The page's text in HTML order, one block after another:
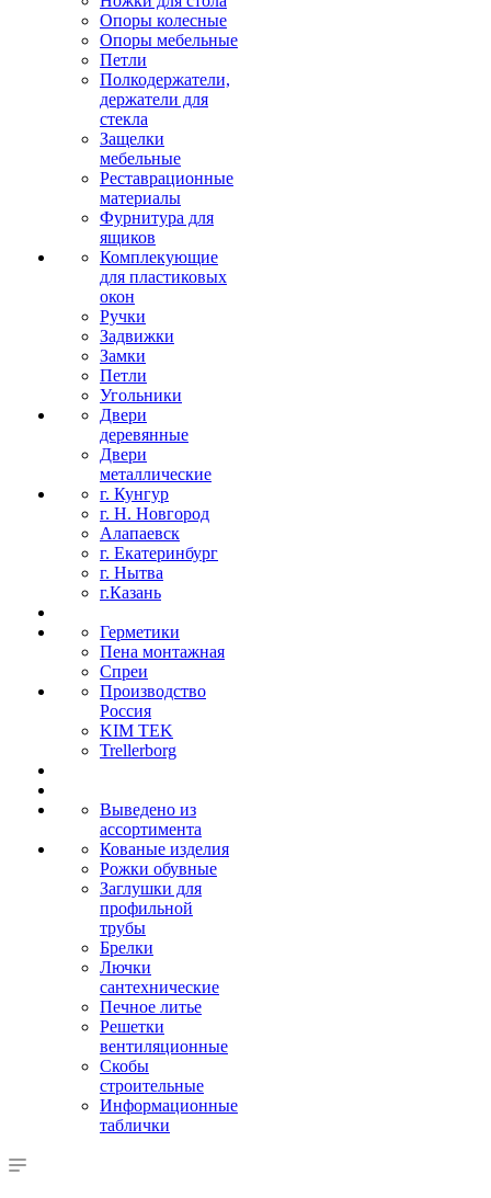
Опоры колесные
Опоры мебельные
Петли
Полкодержатели,
держатели для
стекла
Защелки
мебельные
Реставрационные
материалы
Фурнитура для
ящиков
Комплекующие
для пластиковых
окон
Ручки
Задвижки
Замки
Петли
Угольники
Двери
деревянные
Двери
металлические
г. Кунгур
г. Н. Новгород
Алапаевск
г. Екатеринбург
г. Нытва
г.Казань
Герметики
Пена монтажная
Спреи
Производство
Россия
KIM TEK
Trellerborg
Выведено из
ассортимента
Кованые изделия
Рожки обувные
Заглушки для
профильной
трубы
Брелки
Лючки
сантехнические
Печное литье
Решетки
вентиляционные
Скобы
строительные
Информационные
таблички